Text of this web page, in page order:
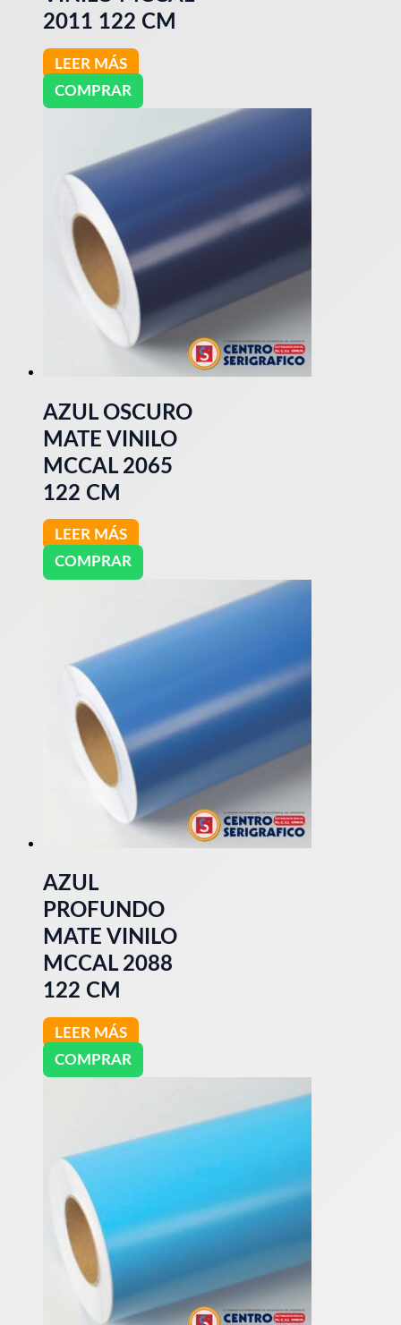
2011 122 CM
LEER MÁS
COMPRAR
AZUL OSCURO
MATE VINILO
MCCAL 2065
122 CM
LEER MÁS
COMPRAR
AZUL
PROFUNDO
MATE VINILO
MCCAL 2088
122 CM
LEER MÁS
COMPRAR